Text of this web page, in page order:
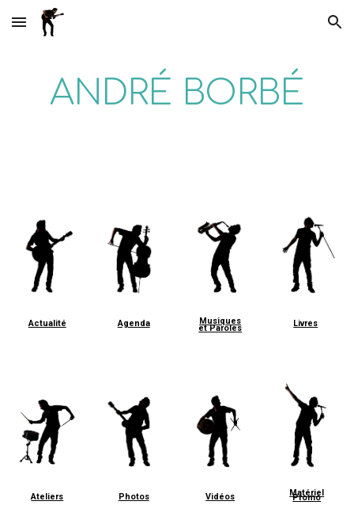
Skip to main content Skip to navigation
ANDRÉ BORBÉ
Actualité Agenda Musiques
et Paroles Livres
Ateliers Photos Vidéos Matériel
Promo